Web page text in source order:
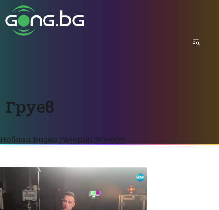
Груев
Новини Видео Галерии Жълто